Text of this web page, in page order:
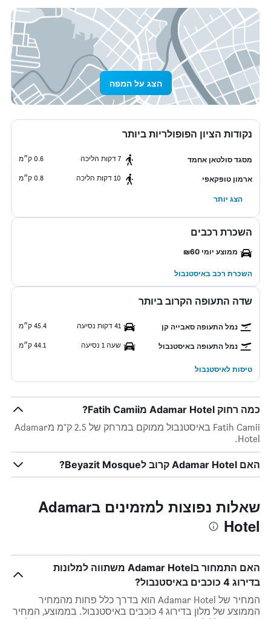
הצג על המפה
נקודות הציון הפופולריות ביותר
מסגד סולטאן אחמד 7 דקות הליכה 0.6 ק״מ
ארמון טופקאפי 10 דקות הליכה 0.8 ק״מ
הצג יותר
השכרת רכבים
ממוצע יומי ₪60
השכרת רכב באיסטנבול
שדה התעופה הקרוב ביותר
נמל התעופה סאבייה קן 41 דקות נסיעה 45.4 ק״מ
נמל התעופה באיסטנבול שעה 1 נסיעה 44.1 ק״מ
טיסות לאיסטנבול
כמה רחוק Adamar Hotel מFatih Camii?
Fatih Camii באיסטנבול ממוקם במרחק של 2.5 ק"מ מAdamar
Hotel.
האם Adamar Hotel קרוב לBeyazit Mosque?
שאלות נפוצות למזמינים בAdamar
Hotel
האם התמחור בAdamar Hotel משתווה למלונות
בדירוג 4 כוכבים באיסטנבול?
המחיר של Adamar Hotel הוא בדרך כלל פחות מהמחיר
הממוצע של מלון בדירוג 4 כוכבים באיסטנבול. בממוצע, המחיר